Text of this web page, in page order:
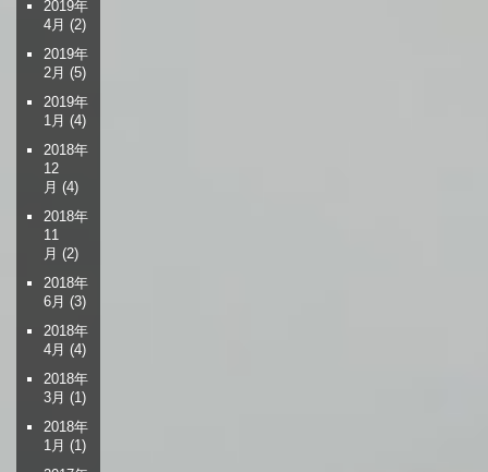
2019年
4月 (2)
2019年
2月 (5)
2019年
1月 (4)
2018年
12
月 (4)
2018年
11
月 (2)
2018年
6月 (3)
2018年
4月 (4)
2018年
3月 (1)
2018年
1月 (1)